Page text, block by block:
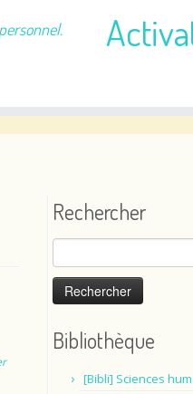
Rechercher
Rechercher :
Bibliothèque
[Bibli] Sciences